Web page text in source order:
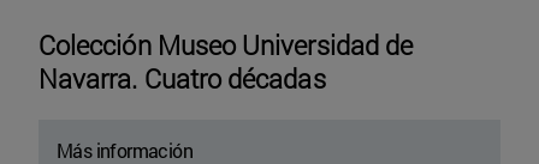
Colección Museo Universidad de
Navarra. Cuatro décadas
Más información